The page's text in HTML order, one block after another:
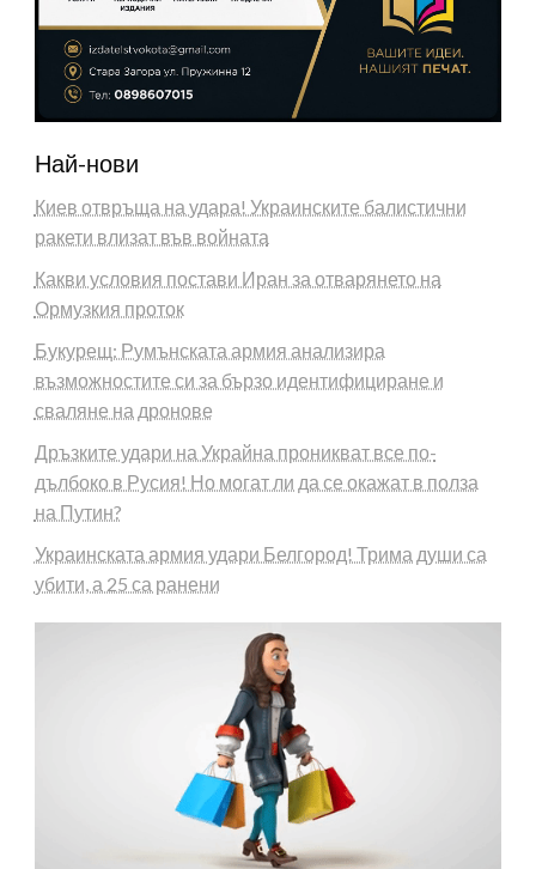
Най-нови
Киев отвръща на удара! Украинските балистични
ракети влизат във войната
Какви условия постави Иран за отварянето на
Ормузкия проток
Букурещ: Румънската армия анализира
възможностите си за бързо идентифициране и
сваляне на дронове
Дръзките удари на Украйна проникват все по-
дълбоко в Русия! Но могат ли да се окажат в полза
на Путин?
Украинската армия удари Белгород! Трима души са
убити, а 25 са ранени